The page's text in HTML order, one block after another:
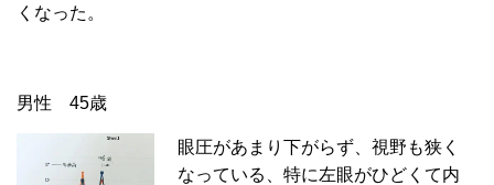
くなった。
男性 45歳
眼圧があまり下がらず、視野も狭く
なっている、特に左眼がひどくて内